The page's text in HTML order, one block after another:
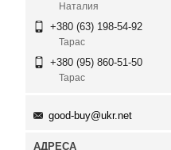
Наталия
+380 (63) 198-54-92
Тарас
+380 (95) 860-51-50
Тарас
good-buy@ukr.net